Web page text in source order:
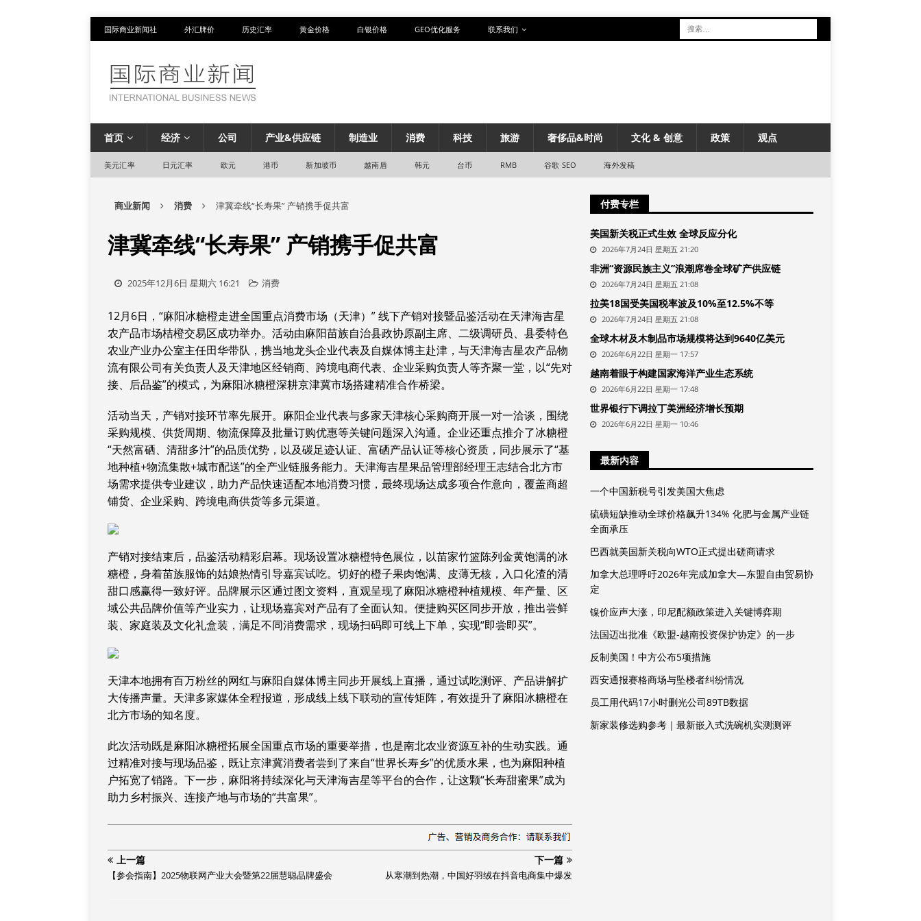
国际商业新闻社 外汇牌价 历史汇率 黄金价格 白银价格 GEO优化服务 联系我们
首页 经济 公司 产业&供应链 制造业 消费 科技 旅游 奢侈品&时尚 文化 & 创意 政策 观点
美元汇率 日元汇率 欧元 港币 新加坡币 越南盾 韩元 台币 RMB 谷歌 SEO 海外发稿
商业新闻 消费 津冀牵线“长寿果” 产销携手促共富
津冀牵线“长寿果” 产销携手促共富
2025年12月6日 星期六 16:21 消费
12月6日，“麻阳冰糖橙走进全国重点消费市场（天津）” 线下产销对接暨品鉴活动在天津海吉星
农产品市场桔橙交易区成功举办。活动由麻阳苗族自治县政协原副主席、二级调研员、县委特色
农业产业办公室主任田华带队，携当地龙头企业代表及自媒体博主赴津，与天津海吉星农产品物
流有限公司有关负责人及天津地区经销商、跨境电商代表、企业采购负责人等齐聚一堂，以“先对
接、后品鉴”的模式，为麻阳冰糖橙深耕京津冀市场搭建精准合作桥梁。
活动当天，产销对接环节率先展开。麻阳企业代表与多家天津核心采购商开展一对一洽谈，围绕
采购规模、供货周期、物流保障及批量订购优惠等关键问题深入沟通。企业还重点推介了冰糖橙
“天然富硒、清甜多汁”的品质优势，以及碳足迹认证、富硒产品认证等核心资质，同步展示了“基
地种植+物流集散+城市配送”的全产业链服务能力。天津海吉星果品管理部经理王志结合北方市
场需求提供专业建议，助力产品快速适配本地消费习惯，最终现场达成多项合作意向，覆盖商超
铺货、企业采购、跨境电商供货等多元渠道。
产销对接结束后，品鉴活动精彩启幕。现场设置冰糖橙特色展位，以苗家竹篮陈列金黄饱满的冰
糖橙，身着苗族服饰的姑娘热情引导嘉宾试吃。切好的橙子果肉饱满、皮薄无核，入口化渣的清
甜口感赢得一致好评。品牌展示区通过图文资料，直观呈现了麻阳冰糖橙种植规模、年产量、区
域公共品牌价值等产业实力，让现场嘉宾对产品有了全面认知。便捷购买区同步开放，推出尝鲜
装、家庭装及文化礼盒装，满足不同消费需求，现场扫码即可线上下单，实现“即尝即买”。
天津本地拥有百万粉丝的网红与麻阳自媒体博主同步开展线上直播，通过试吃测评、产品讲解扩
大传播声量。天津多家媒体全程报道，形成线上线下联动的宣传矩阵，有效提升了麻阳冰糖橙在
北方市场的知名度。
此次活动既是麻阳冰糖橙拓展全国重点市场的重要举措，也是南北农业资源互补的生动实践。通
过精准对接与现场品鉴，既让京津冀消费者尝到了来自“世界长寿乡”的优质水果，也为麻阳种植
户拓宽了销路。下一步，麻阳将持续深化与天津海吉星等平台的合作，让这颗“长寿甜蜜果”成为
助力乡村振兴、连接产地与市场的“共富果”。
上一篇
【参会指南】2025物联网产业大会暨第22届慧聪品牌盛会
下一篇
从寒潮到热潮，中国好羽绒在抖音电商集中爆发
付费专栏
美国新关税正式生效 全球反应分化
2026年7月24日 星期五 21:20
非洲“资源民族主义”浪潮席卷全球矿产供应链
2026年7月24日 星期五 21:08
拉美18国受美国税率波及10%至12.5%不等
2026年7月24日 星期五 21:08
全球木材及木制品市场规模将达到9640亿美元
2026年6月22日 星期一 17:57
越南着眼于构建国家海洋产业生态系统
2026年6月22日 星期一 17:48
世界银行下调拉丁美洲经济增长预期
2026年6月22日 星期一 10:46
最新内容
一个中国新税号引发美国大焦虑
硫磺短缺推动全球价格飙升134% 化肥与金属产业链
全面承压
巴西就美国新关税向WTO正式提出磋商请求
加拿大总理呼吁2026年完成加拿大—东盟自由贸易协
定
镍价应声大涨，印尼配额政策进入关键博弈期
法国迈出批准《欧盟-越南投资保护协定》的一步
反制美国！中方公布5项措施
西安通报赛格商场与坠楼者纠纷情况
员工用代码17小时删光公司89TB数据
新家装修选购参考｜最新嵌入式洗碗机实测测评